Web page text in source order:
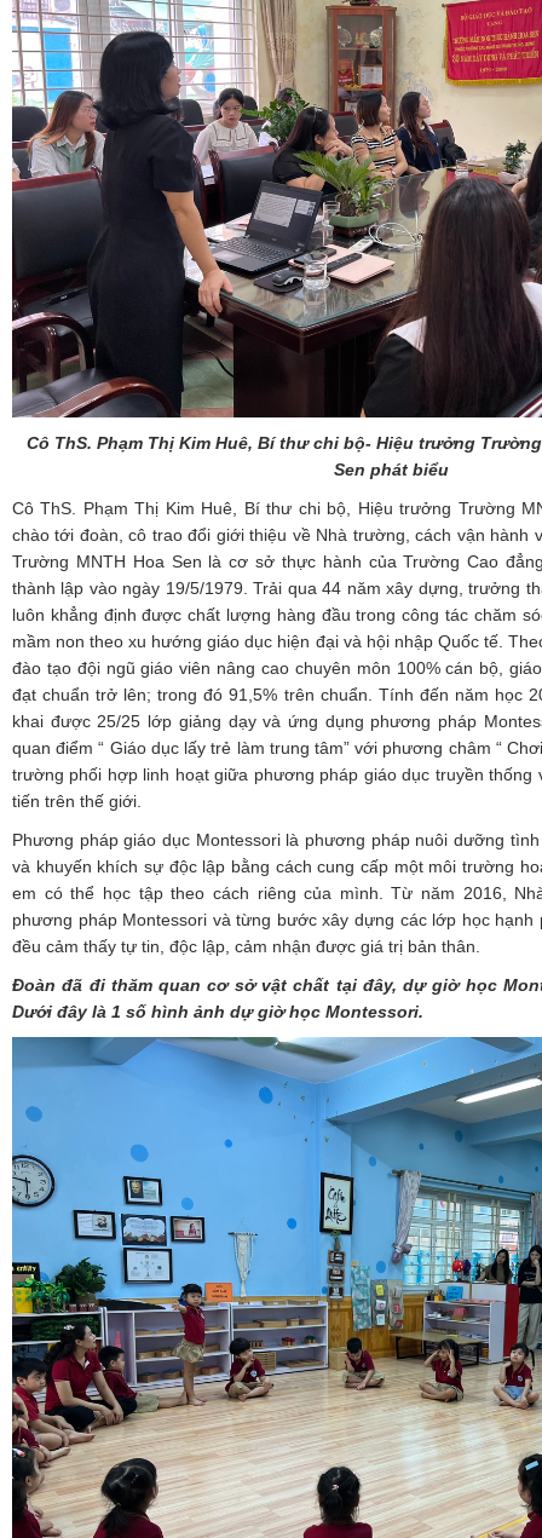
Cô ThS. Phạm Thị Kim Huê, Bí thư chi bộ- Hiệu trưởng
Sen phát biểu
Cô ThS. Phạm Thị Kim Huê, Bí thư chi bộ, Hiệu trưởng Trường
chào tới đoàn, cô trao đổi giới thiệu về Nhà trường, cách vận hành
Trường MNTH Hoa Sen là cơ sở thực hành của Trường Cao
thành lập vào ngày 19/5/1979. Trải qua 44 năm xây dựng, trưởng
luôn khẳng định được chất lượng hàng đầu trong công tác chăm
mầm non theo xu hướng giáo dục hiện đại và hội nhập Quốc tế.
đào tạo đội ngũ giáo viên nâng cao chuyên môn 100% cán bộ,
đạt chuẩn trở lên; trong đó 91,5% trên chuẩn. Tính đến năm học
khai được 25/25 lớp giảng dạy và ứng dụng phương pháp
quan điểm “ Giáo dục lấy trẻ làm trung tâm” với phương châm “
trường phối hợp linh hoạt giữa phương pháp giáo dục truyền thống
tiến trên thế giới.
Phương pháp giáo dục Montessori là phương pháp nuôi dưỡng
và khuyến khích sự độc lập bằng cách cung cấp một môi trường
em có thể học tập theo cách riêng của mình. Từ năm 2016,
phương pháp Montessori và từng bước xây dựng các lớp học hạnh
đều cảm thấy tự tin, độc lập, cảm nhận được giá trị bản thân.
Đoàn đã đi thăm quan cơ sở vật chất tại đây, dự giờ học
Dưới đây là 1 số hình ảnh dự giờ học Montessori.